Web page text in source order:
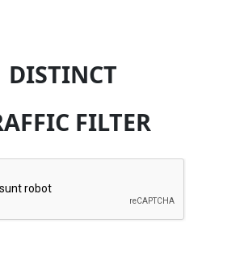
DISTINCT
FILTER